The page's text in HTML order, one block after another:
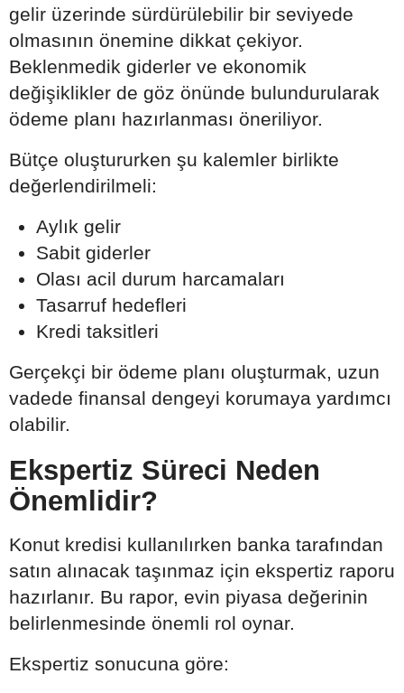
gelir üzerinde sürdürülebilir bir seviyede
olmasının önemine dikkat çekiyor.
Beklenmedik giderler ve ekonomik
değişiklikler de göz önünde bulundurularak
ödeme planı hazırlanması öneriliyor.
Bütçe oluştururken şu kalemler birlikte
değerlendirilmeli:
Aylık gelir
Sabit giderler
Olası acil durum harcamaları
Tasarruf hedefleri
Kredi taksitleri
Gerçekçi bir ödeme planı oluşturmak, uzun
vadede finansal dengeyi korumaya yardımcı
olabilir.
Ekspertiz Süreci Neden
Önemlidir?
Konut kredisi kullanılırken banka tarafından
satın alınacak taşınmaz için ekspertiz raporu
hazırlanır. Bu rapor, evin piyasa değerinin
belirlenmesinde önemli rol oynar.
Ekspertiz sonucuna göre: